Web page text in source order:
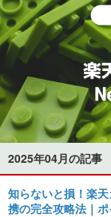
2025年04月の記事
知らないと損！楽
携の完全攻略法｜